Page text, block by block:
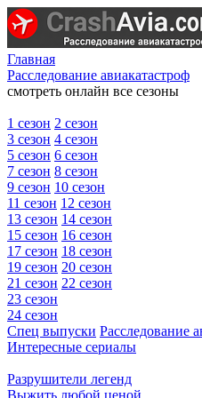
Главная
Расследование авиакатастроф
смотреть онлайн все сезоны
1 сезон 2 сезон
3 сезон 4 сезон
5 сезон 6 сезон
7 сезон 8 сезон
9 сезон 10 сезон
11 сезон 12 сезон
13 сезон 14 сезон
15 сезон 16 сезон
17 сезон 18 сезон
19 сезон 20 сезон
21 сезон 22 сезон
23 сезон
24 сезон
Спец выпуски Расследование
Интересные сериалы
Разрушители легенд
Выжить любой ценой